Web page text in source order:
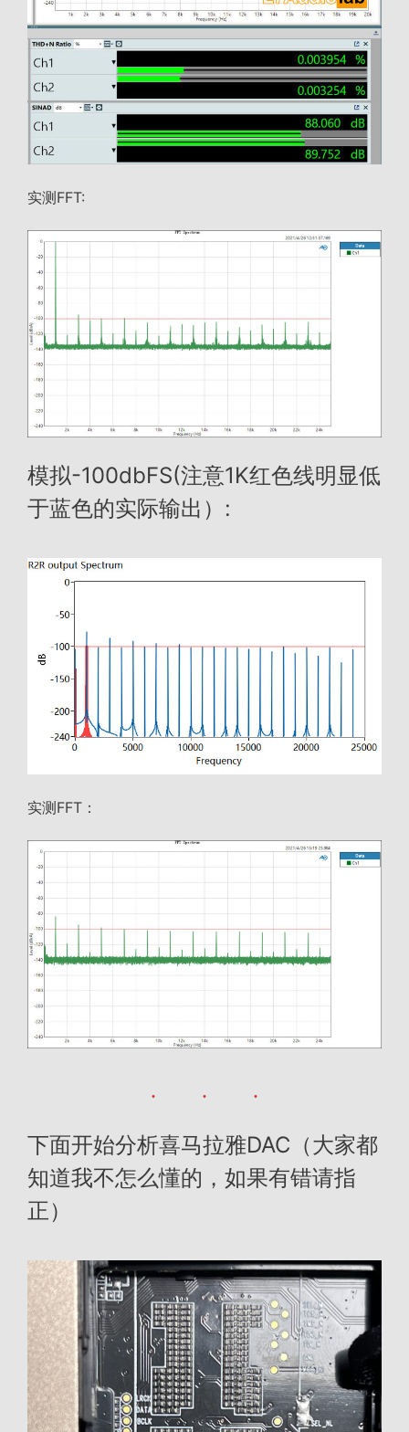
实测FFT:
模拟-100dbFS(注意1K红色线明显低
于蓝色的实际输出）:
实测FFT：
下面开始分析喜马拉雅DAC（大家都
知道我不怎么懂的，如果有错请指
正）